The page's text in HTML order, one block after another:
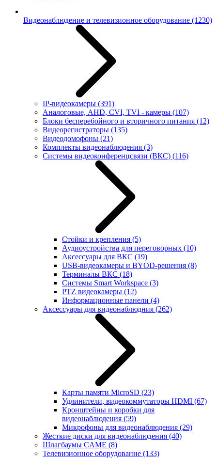
Видеонаблюдение и телевизионное оборудование (1230)
IP-видеокамеры (391)
Аналоговые, AHD, CVI, TVI - камеры (107)
Блоки бесперебойного и вторичного питания (12)
Видеорегистраторы (135)
Видеодомофоны (21)
Комплекты видеонаблюдения (3)
Системы видеоконференцсвязи (ВКС) (116)
Стойки и крепления (5)
Аудиоустройства для переговорных (10)
Аксессуары для ВКС (19)
USB-видеокамеры и BYOD-решения (8)
Терминалы ВКС (18)
Системы Smart Workspace (3)
PTZ видеокамеры (12)
Информационные панели (4)
Аксессуары для видеонаблюдния (262)
Карты памяти MicroSD (23)
Удлинители, видеокоммутаторы HDMI (67)
Кронштейны и коробки для
видеонаблюдения (59)
Микрофоны для видеонаблюдения (29)
Жесткие диски для видеонаблюдения (40)
Шлагбаумы CAME (8)
Телевизионное оборудование (133)